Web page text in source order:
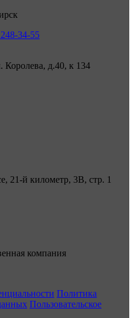
34-55
Королева, д.40, к 134
21-й километр, 3В, стр. 1
компания
Политика
Пользовательское